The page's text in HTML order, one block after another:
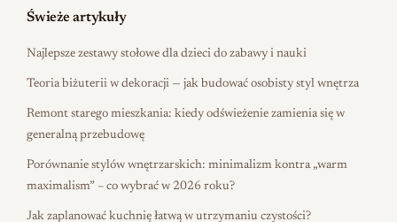
Świeże artykuły
Najlepsze zestawy stołowe dla dzieci do zabawy i nauki
Teoria biżuterii w dekoracji — jak budować osobisty styl wnętrza
Remont starego mieszkania: kiedy odświeżenie zamienia się w
generalną przebudowę
Porównanie stylów wnętrzarskich: minimalizm kontra „warm
maximalism” – co wybrać w 2026 roku?
Jak zaplanować kuchnię łatwą w utrzymaniu czystości?